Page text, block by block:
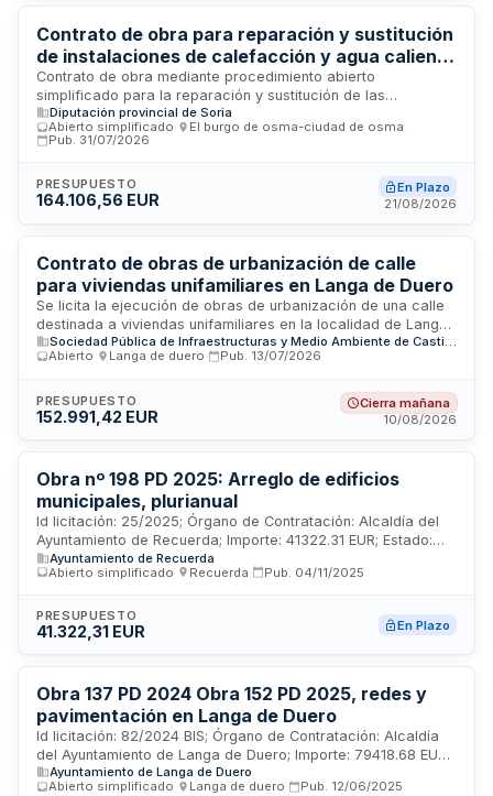
parcialmente mediante subvención del programa ASOPIVA y
aportación municipal, garantizando instalaciones adecuadas
de funcionalidad y accesibilidad para jugadores y árbitros.
Contrato de obra para reparación y sustitución
de instalaciones de calefacción y agua caliente
sanitaria en la Residencia San José de El Burgo
de Osma
Contrato de obra mediante procedimiento abierto
simplificado para la reparación y sustitución de las
instalaciones de producción y distribución de calefacción y
agua caliente sanitaria en la Residencia de Ancianos San
José ubicada en El Burgo de Osma. El objeto de las obras es
incluyendo todos los trabajos necesarios para la ejecución,
puesta en servicio y entrega de la obra completamente
Diputación provincial de Soria
Abierto simplificado
El burgo de osma-ciudad de osma
Pub. 31/07/2026
PRESUPUESTO
164.106,56 EUR
En Plazo
21/08/2026
Contrato de obras de urbanización de calle
para viviendas unifamiliares en Langa de Duero
Se licita la ejecución de obras de urbanización de una calle
destinada a viviendas unifamiliares en la localidad de Langa
de Duero, provincia de Soria. El contrato, de naturaleza
privada y sin división en lotes, se adjudicará mediante
Castellana y Leonesa actúa como órgano de contratación,
siendo la Dirección Facultativa responsable de la supervisión
Sociedad Pública de Infraestructuras y Medio Ambiente de Castilla y León S.A.
Abierto
Langa de duero Pub. 13/07/2026
PRESUPUESTO
152.991,42 EUR
Cierra mañana
10/08/2026
Obra nº 198 PD 2025: Arreglo de edificios
municipales, plurianual
Id licitación: 25/2025; Órgano de Contratación: Alcaldía del
Ayuntamiento de Recuerda; Importe: 41322.31 EUR; Estado:
PUBAyuntamiento de Recuerda
Abierto simplificado
Recuerda Pub. 04/11/2025
PRESUPUESTO
41.322,31 EUR En Plazo
Obra 137 PD 2024 Obra 152 PD 2025, redes y
pavimentación en Langa de Duero
Id licitación: 82/2024 BIS; Órgano de Contratación: Alcaldía
del Ayuntamiento de Langa de Duero; Importe: 79418.68 EUR;
Estado: PUB
Ayuntamiento de Langa de Duero
Abierto simplificado
Langa de duero Pub. 12/06/2025